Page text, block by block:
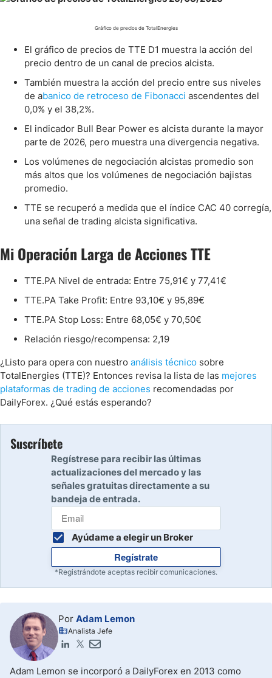
Gráfico de precios de TotalEnergies
El gráfico de precios de TTE D1 muestra la acción del
precio dentro de un canal de precios alcista.
También muestra la acción del precio entre sus niveles
de abanico de retroceso de Fibonacci ascendentes del
0,0% y el 38,2%.
El indicador Bull Bear Power es alcista durante la mayor
parte de 2026, pero muestra una divergencia negativa.
Los volúmenes de negociación alcistas promedio son
más altos que los volúmenes de negociación bajistas
promedio.
TTE se recuperó a medida que el índice CAC 40 corregía,
una señal de trading alcista significativa.
Mi Operación Larga de Acciones TTE
TTE.PA Nivel de entrada: Entre 75,91€ y 77,41€
TTE.PA Take Profit: Entre 93,10€ y 95,89€
TTE.PA Stop Loss: Entre 68,05€ y 70,50€
Relación riesgo/recompensa: 2,19
¿Listo para opera con nuestro análisis técnico sobre
TotalEnergies (TTE)? Entonces revisa la lista de las mejores
plataformas de trading de acciones recomendadas por
DailyForex. ¿Qué estás esperando?
Suscríbete
Regístrese para recibir las últimas
actualizaciones del mercado y las
señales gratuitas directamente a su
bandeja de entrada.
Ayúdame a elegir un Broker
Regístrate
*Registrándote aceptas recibir comunicaciones.
Por Adam Lemon
Analista Jefe
Adam Lemon se incorporó a DailyForex en 2013 como